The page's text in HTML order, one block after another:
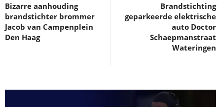
Bizarre aanhouding
brandstichter brommer
Jacob van Campenplein
Den Haag
Brandstichting
geparkeerde elektrische
auto Doctor
Schaepmanstraat
Wateringen